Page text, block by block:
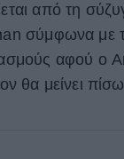
από τη
σύμφωνα με
αφού ο
θα μείνει